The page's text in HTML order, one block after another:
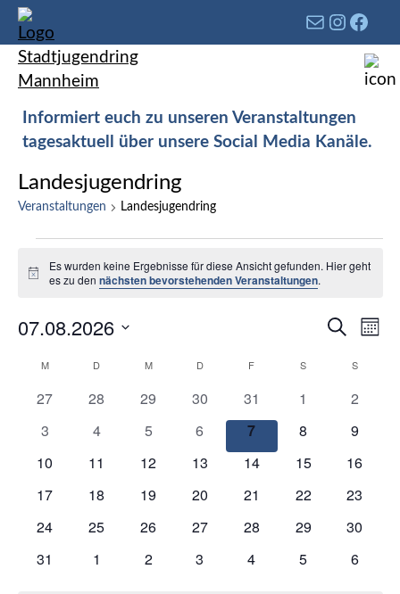
Informiert euch zu unseren Veranstaltungen
tagesaktuell über unsere Social Media Kanäle.
Landesjugendring
Veranstaltungen Landesjugendring
Hinweis
Es wurden keine Ergebnisse für diese Ansicht gefunden. Hier geht
es zu dennächsten bevorstehenden Veranstaltungen.
und
Suche
07.08.2026
Kalender
von
M D M D F S S
0
27
0
28
0
Veranstaltungen
29
0
Veranstaltungen
30
0
Veranstaltungen
31
0
1
0
2
0
3
0
4
0
Veranstaltungen
5
0
Veranstaltungen
6
0
Veranstaltungen
7
0
8
0
9
0
10
0
11
0
12
0
13
0
14
0
15
0
16
0
17
0
18
0
19
0
20
0
21
0
22
0
23
0
24
0
25
0
26
0
27
0
28
0
29
0
30
0
31
0
1
0
2
0
3
0
4
0
5
0
6